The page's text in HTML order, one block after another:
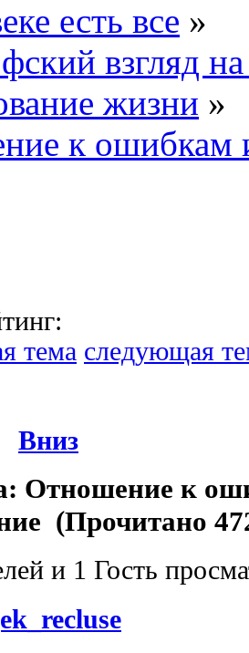
есть все »
взгляд
жизни »
к ошибкам
тема следующая
Вниз
Отношение к
(Прочитано
и 1 Гость